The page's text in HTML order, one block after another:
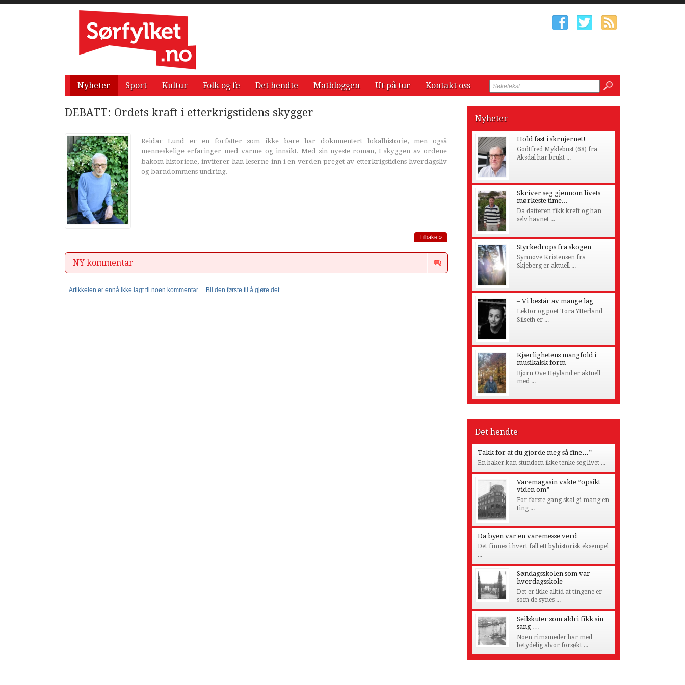
Nyheter Sport Kultur Folk og fe Det hendte Matbloggen Ut på tur Kontakt oss
DEBATT: Ordets kraft i etterkrigstidens skygger
Reidar Lund er en forfatter som ikke bare har dokumentert lokalhistorie, men også
menneskelige erfaringer med varme og innsikt. Med sin nyeste roman, I skyggen av ordene
bakom historiene, inviterer han leserne inn i en verden preget av etterkrigstidens hverdagsliv
og barndommens undring.
Tilbake »
NY kommentar
Artikkelen er ennå ikke lagt til noen kommentar ... Bli den første til å gjøre det.
Nyheter
Hold fast i skrujernet!
Godtfred Myklebust (68) fra
Aksdal har brukt ...
Skriver seg gjennom livets
mørkeste time...
Da datteren fikk kreft og han
selv havnet ...
Styrkedrops fra skogen
Synnøve Kristensen fra
Skjeberg er aktuell ...
– Vi består av mange lag
Lektor og poet Tora Ytterland
Silseth er ...
Kjærlighetens mangfold i
musikalsk form
Bjørn Ove Høyland er aktuell
med ...
Det hendte
Takk for at du gjorde meg så fine…”
En baker kan stundom ikke tenke seg livet ...
Varemagasin vakte ”opsikt
viden om”
For første gang skal gi mang en
ting ...
Da byen var en varemesse verd
Det finnes i hvert fall ett byhistorisk eksempel
...
Søndagsskolen som var
hverdagsskole
Det er ikke alltid at tingene er
som de synes ...
Seilskuter som aldri fikk sin
sang …
Noen rimsmeder har med
betydelig alvor forsøkt ...